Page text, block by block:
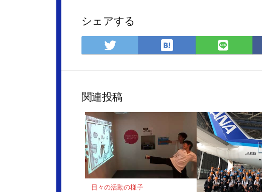
シェアする
Twitter
で
ア
は
て
マ
ー
ク
に
保
存
LINE
で
関連投稿
日々の活動の様子